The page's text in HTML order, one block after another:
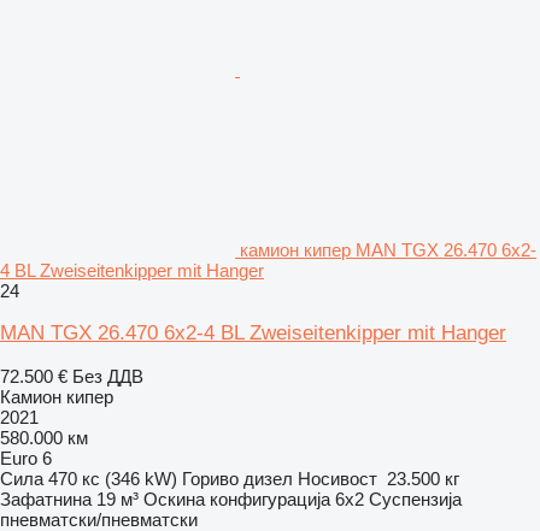
камион кипер MAN TGX 26.470 6x2-
4 BL Zweiseitenkipper mit Hanger
24
MAN TGX 26.470 6x2-4 BL Zweiseitenkipper mit Hanger
72.500 € Без ДДВ
Камион кипер
2021
580.000 км
Euro 6
Сила 470 кс (346 kW) Гориво дизел Носивост 23.500 кг
Зафатнина 19 м³ Оскина конфигурација 6x2 Суспензија
пневматски/пневматски